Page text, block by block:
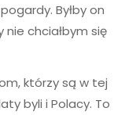
Byłby on
nie chciałbym się
którzy są w tej
byli i Polacy. To